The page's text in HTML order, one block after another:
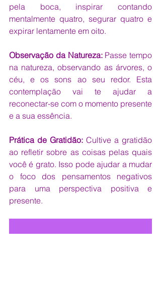
pela boca, inspirar contando
mentalmente quatro, segurar quatro e
expirar lentamente em oito.
Observação da Natureza: Passe tempo
na natureza, observando as árvores, o
céu, e os sons ao seu redor. Esta
contemplação vai te ajudar a
reconectar-se com o momento presente
e a sua essência.
Prática de Gratidão: Cultive a gratidão
ao refletir sobre as coisas pelas quais
você é grato. Isso pode ajudar a mudar
o foco dos pensamentos negativos
para uma perspectiva positiva e
presente.